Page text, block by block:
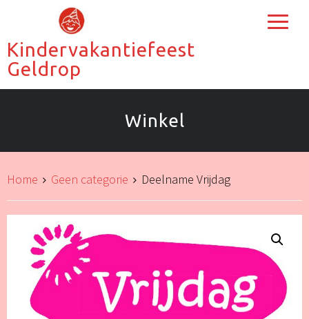
Kindervakantiefeest
Geldrop
Winkel
Home Geen categorie Deelname Vrijdag